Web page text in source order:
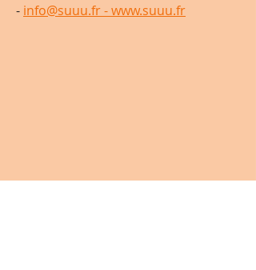
- info@suuu.fr -www.suuu.fr